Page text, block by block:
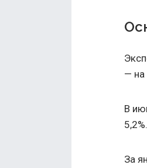
— на
В
5,2%.
За